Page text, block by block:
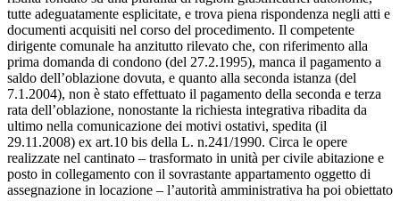
tutte adeguatamente esplicitate, e trova piena rispondenza negli atti e
documenti acquisiti nel corso del procedimento. Il competente
dirigente comunale ha anzitutto rilevato che, con riferimento alla
prima domanda di condono (del 27.2.1995), manca il pagamento a
saldo dell’oblazione dovuta, e quanto alla seconda istanza (del
7.1.2004), non è stato effettuato il pagamento della seconda e terza
rata dell’oblazione, nonostante la richiesta integrativa ribadita da
ultimo nella comunicazione dei motivi ostativi, spedita (il
29.11.2008) ex art.10 bis della L. n.241/1990. Circa le opere
realizzate nel cantinato – trasformato in unità per civile abitazione e
posto in collegamento con il sovrastante appartamento oggetto di
assegnazione in locazione – l’autorità amministrativa ha poi obiettato